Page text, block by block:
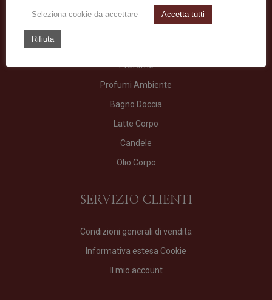
Profumo
Profumi Ambiente
Bagno Doccia
Latte Corpo
Candele
Olio Corpo
SERVIZIO CLIENTI
Condizioni generali di vendita
Informativa estesa Cookie
Il mio account
Seleziona cookie da accettare Accetta tutti
Rifiuta